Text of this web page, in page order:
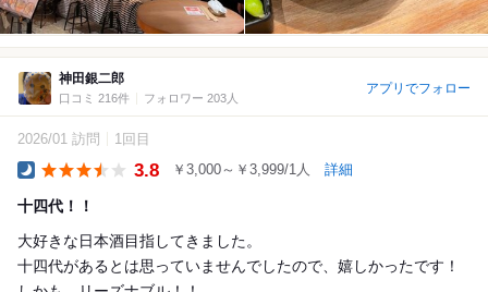
神田銀二郎
口コミ 216件 フォロワー 203人
アプリでフォロー
2026/01 訪問 1回目
3.8 ￥3,000～￥3,999/1人 詳細
十四代！！
大好きな日本酒目指してきました。
十四代があるとは思っていませんでしたので、嬉しかったです！